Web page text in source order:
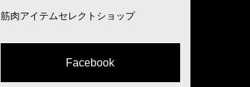
筋肉アイテムセレクトショップ
Facebook